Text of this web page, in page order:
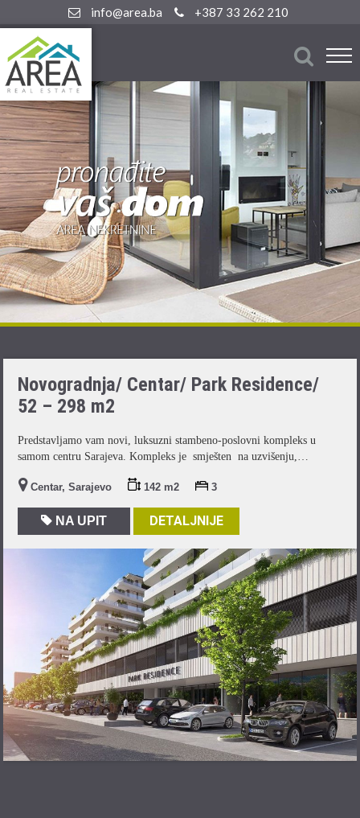
info@area.ba +387 33 262 210
Novogradnja/ Centar/ Park Residence/
52 – 298 m2
Predstavljamo vam novi, luksuzni stambeno-poslovni kompleks u
samom centru Sarajeva. Kompleks je smješten na uzvišenju,…
Centar, Sarajevo 142 m2 3
NA UPIT DETALJNIJE